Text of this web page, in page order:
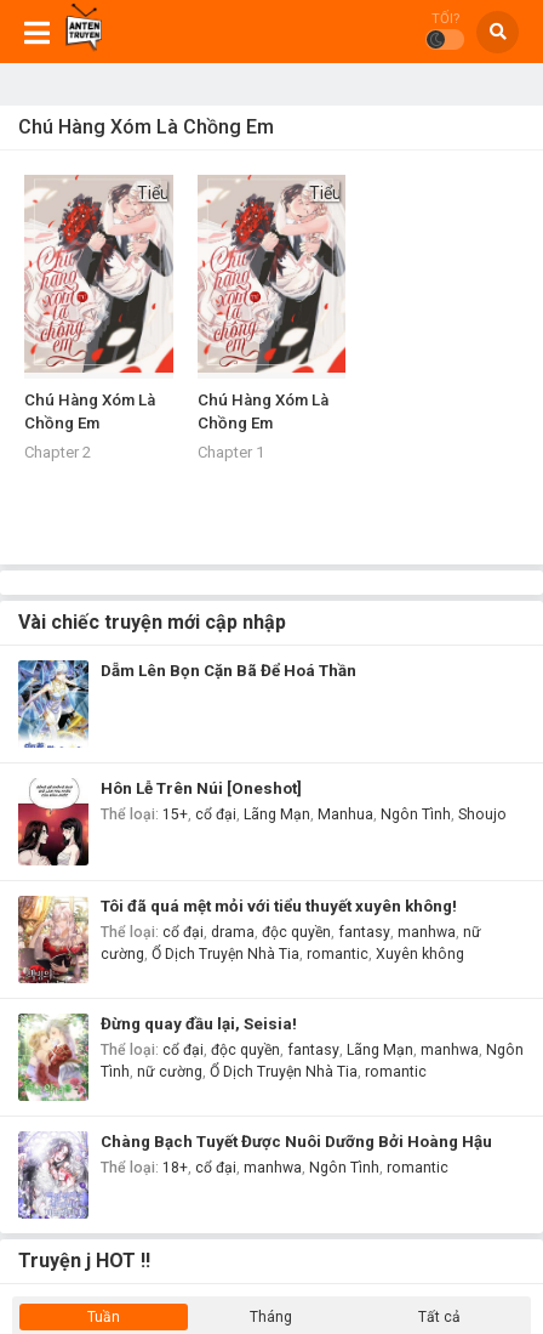
TỐI?
Chú Hàng Xóm Là Chồng Em
Tiểu
Thuyết
Chú Hàng Xóm Là
Chồng Em
Chapter 2
Tiểu
Thuyết
Chú Hàng Xóm Là
Chồng Em
Chapter 1
Vài chiếc truyện mới cập nhập
Dẵm Lên Bọn Cặn Bã Để Hoá Thần
Hôn Lễ Trên Núi [Oneshot]
Thể loại: 15+, cổ đại, Lãng Mạn, Manhua, Ngôn Tình, Shoujo
Tôi đã quá mệt mỏi với tiểu thuyết xuyên không!
Thể loại: cổ đại, drama, độc quyền, fantasy, manhwa, nữ
cường, Ổ Dịch Truyện Nhà Tia, romantic, Xuyên không
Đừng quay đầu lại, Seisia!
Thể loại: cổ đại, độc quyền, fantasy, Lãng Mạn, manhwa, Ngôn
Tình, nữ cường, Ổ Dịch Truyện Nhà Tia, romantic
Chàng Bạch Tuyết Được Nuôi Dưỡng Bởi Hoàng Hậu
Thể loại: 18+, cổ đại, manhwa, Ngôn Tình, romantic
Truyện j HOT !!
Tuần Tháng Tất cả